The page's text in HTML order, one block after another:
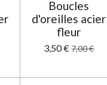
Boucles
d'oreilles acier
fleur
3,50 € 7,00 €